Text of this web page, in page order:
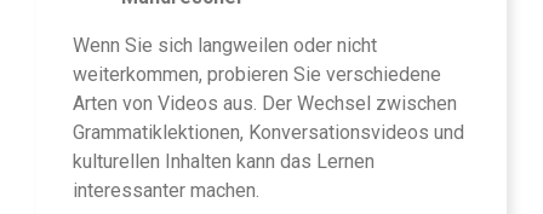
Wenn Sie sich langweilen oder nicht
weiterkommen, probieren Sie verschiedene
Arten von Videos aus. Der Wechsel zwischen
Grammatiklektionen, Konversationsvideos und
kulturellen Inhalten kann das Lernen
interessanter machen.